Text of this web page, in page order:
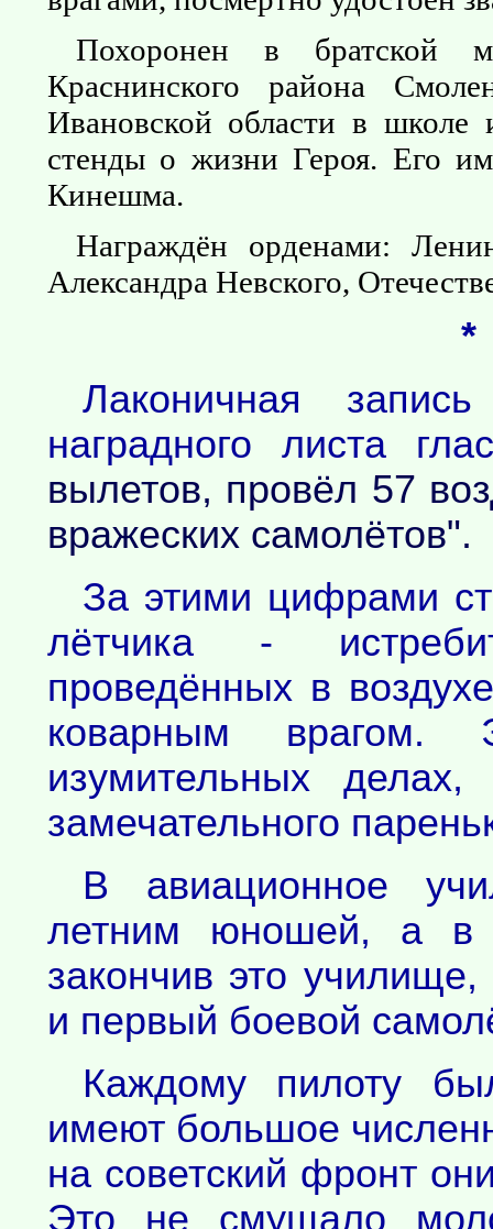
Похоронен в братской
Краснинского района
Ивановской области в школе
стенды о жизни Героя. Его
Кинешма.
Награждён орденами:
Александра Невского,
Лаконичная
наградного листа
вылетов, провёл 57
вражеских самолётов".
За этими цифрами
лётчика -
проведённых в
коварным
изумительных
замечательного
В авиационное
летним юношей, а в
закончив это
и первый боевой
Каждому пилоту
имеют большое
на советский фронт
Это не смущало